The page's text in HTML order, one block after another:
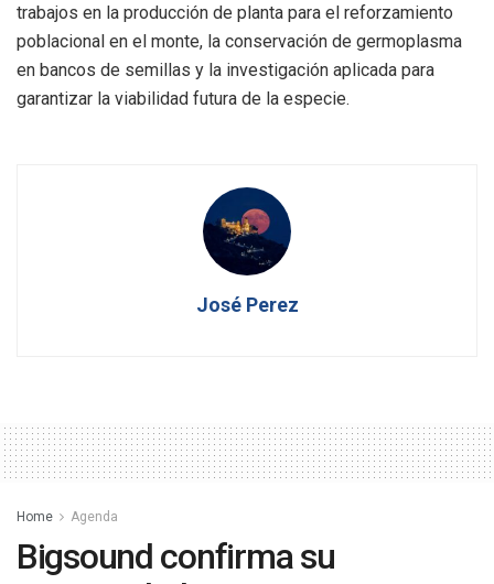
trabajos en la producción de planta para el reforzamiento
poblacional en el monte, la conservación de germoplasma
en bancos de semillas y la investigación aplicada para
garantizar la viabilidad futura de la especie.
José Perez
Home Agenda
Bigsound confirma su